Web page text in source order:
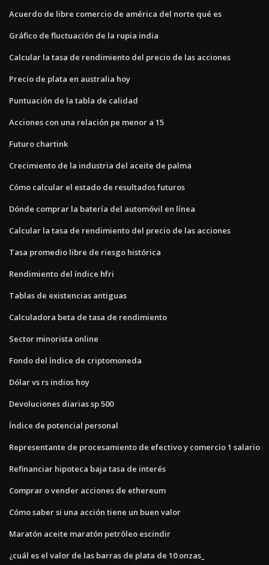
Acuerdo de libre comercio de américa del norte qué es
Gráfico de fluctuación de la rupia india
Calcular la tasa de rendimiento del precio de las acciones
Precio de plata en australia hoy
Puntuación de la tabla de calidad
Acciones con una relación pe menor a 15
Futuro chartink
Crecimiento de la industria del aceite de palma
Cómo calcular el estado de resultados futuros
Dónde comprar la batería del automóvil en línea
Calcular la tasa de rendimiento del precio de las acciones
Tasa promedio libre de riesgo histórica
Rendimiento del índice hfri
Tablas de existencias antiguas
Calculadora beta de tasa de rendimiento
Sector minorista online
Fondo del índice de criptomoneda
Dólar vs rs indios hoy
Devoluciones diarias sp 500
Índice de potencial personal
Representante de procesamiento de efectivo y comercio 1 salario
Refinanciar hipoteca baja tasa de interés
Comprar o vender acciones de ethereum
Cómo saber si una acción tiene un buen valor
Maratón aceite maratón petróleo escindir
¿cuál es el valor de las barras de plata de 10 onzas_